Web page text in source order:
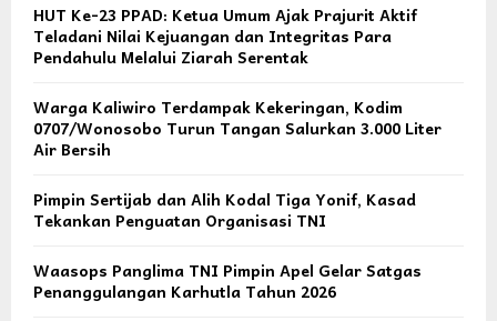
HUT Ke-23 PPAD: Ketua Umum Ajak Prajurit Aktif
Teladani Nilai Kejuangan dan Integritas Para
Pendahulu Melalui Ziarah Serentak
Warga Kaliwiro Terdampak Kekeringan, Kodim
0707/Wonosobo Turun Tangan Salurkan 3.000 Liter
Air Bersih
Pimpin Sertijab dan Alih Kodal Tiga Yonif, Kasad
Tekankan Penguatan Organisasi TNI
Waasops Panglima TNI Pimpin Apel Gelar Satgas
Penanggulangan Karhutla Tahun 2026